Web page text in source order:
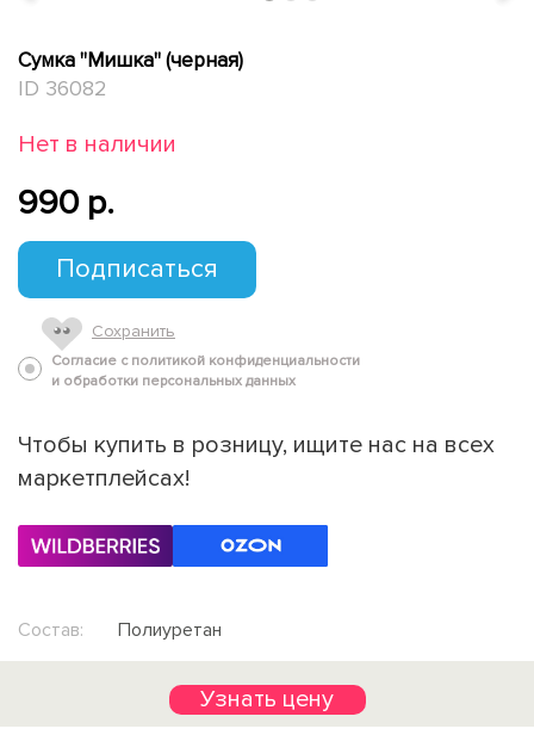
Сумка "Мишка" (черная)
ID 36082
Нет в наличии
990 p.
Подписаться
Сохранить
Согласие с политикой конфиденциальности
и обработки персональных данных
Чтобы купить в розницу, ищите нас на всех
маркетплейсах!
Состав: Полиуретан
Узнать цену